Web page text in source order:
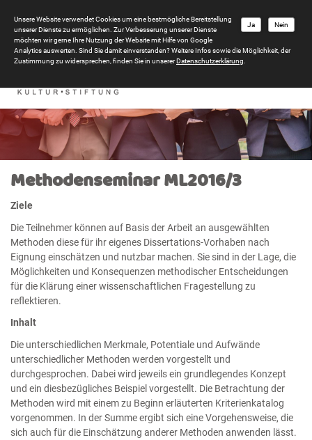
Methodenseminar ML2016/3
Ziele
Die Teilnehmer können auf Basis der Arbeit an ausgewählten
Methoden diese für ihr eigenes Dissertations-Vorhaben nach
Eignung einschätzen und nutzbar machen. Sie sind in der Lage, die
Möglichkeiten und Konsequenzen methodischer Entscheidungen
für die Klärung einer wissenschaftlichen Fragestellung zu
reflektieren.
Inhalt
Die unterschiedlichen Merkmale, Potentiale und Aufwände
unterschiedlicher Methoden werden vorgestellt und
durchgesprochen. Dabei wird jeweils ein grundlegendes Konzept
und ein diesbezügliches Beispiel vorgestellt. Die Betrachtung der
Methoden wird mit einem zu Beginn erläuterten Kriterienkatalog
vorgenommen. In der Summe ergibt sich eine Vorgehensweise, die
sich auch für die Einschätzung anderer Methoden anwenden lässt.
Nein
Ja
Unsere Website verwendet Cookies um eine bestmögliche Bereitstellung
unserer Dienste zu ermöglichen. Zur Verbesserung unserer Dienste
möchten wir gerne Ihre Nutzung der Website mit Hilfe von Google
Analytics auswerten. Sind Sie damit einverstanden? Weitere Infos sowie die Möglichkeit, der
Zustimmung zu widersprechen, finden Sie in unsererDatenschutzerklärung